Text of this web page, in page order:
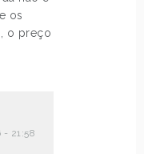
os
o preço
- 21:58